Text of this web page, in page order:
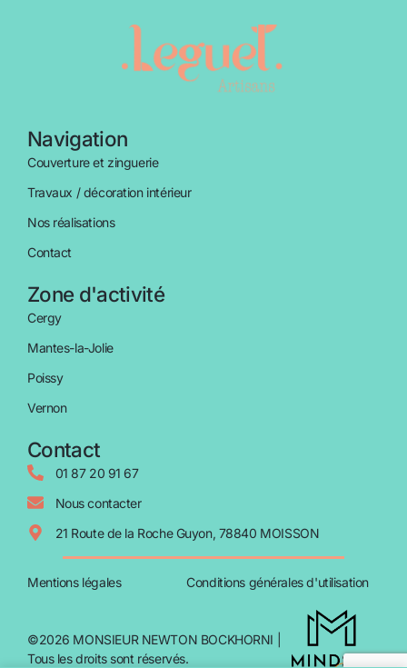
Navigation
Couverture et zinguerie
Travaux / décoration intérieur
Nos réalisations
Contact
Zone d'activité
Cergy
Mantes-la-Jolie
Poissy
Vernon
Contact
01 87 20 91 67
Nous contacter
21 Route de la Roche Guyon, 78840 MOISSON
Mentions légales Conditions générales d'utilisation
©2026 MONSIEUR NEWTON BOCKHORNI |
Tous les droits sont réservés.